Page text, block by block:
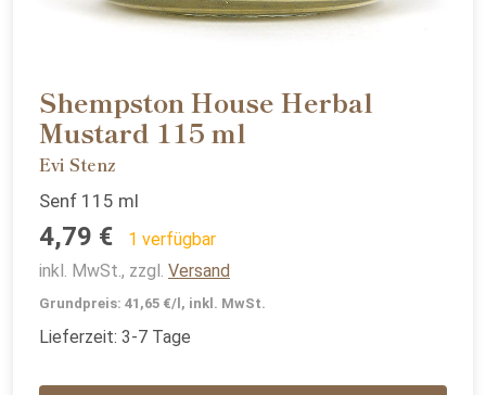
Shempston House Herbal
Mustard 115 ml
Evi Stenz
Senf 115 ml
4,79 €
1 verfügbar
inkl. MwSt., zzgl. Versand
Grundpreis: 41,65 €/l, inkl. MwSt.
Lieferzeit: 3-7 Tage